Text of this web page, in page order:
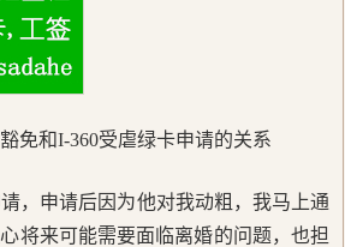
免和I-360受虐绿卡申请的关系
，申请后因为他对我动粗，我马上通
将来可能需要面临离婚的问题，也担